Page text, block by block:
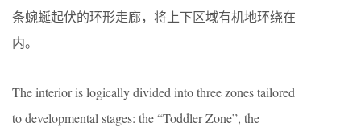
条蜿蜒起伏的环形走廊，将上下区域有机地环绕在
内。
The interior is logically divided into three zones tailored
to developmental stages: the “Toddler Zone”, the